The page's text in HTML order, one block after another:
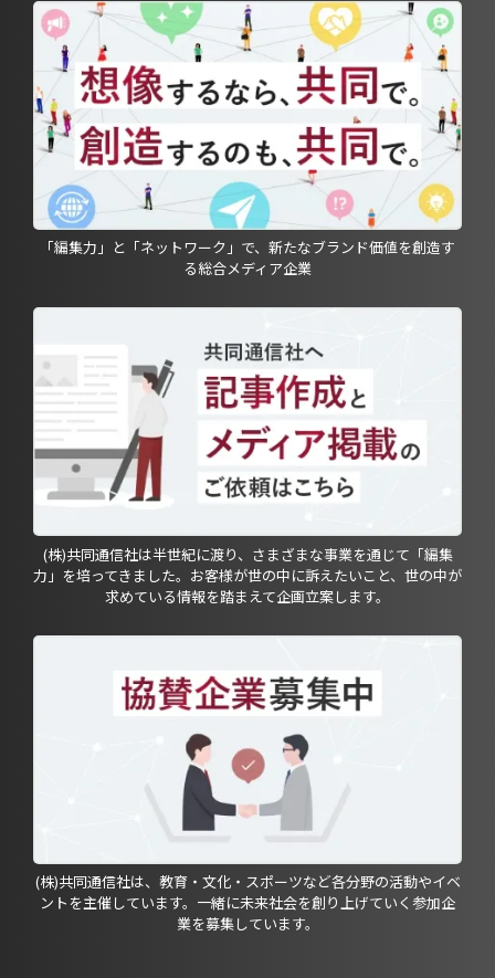
「編集力」と「ネットワーク」で、新たなブランド価値を創造す
る総合メディア企業
(株)共同通信社は半世紀に渡り、さまざまな事業を通じて「編集
力」を培ってきました。お客様が世の中に訴えたいこと、世の中が
求めている情報を踏まえて企画立案します。
(株)共同通信社は、教育・文化・スポーツなど各分野の活動やイベ
ントを主催しています。一緒に未来社会を創り上げていく参加企
業を募集しています。